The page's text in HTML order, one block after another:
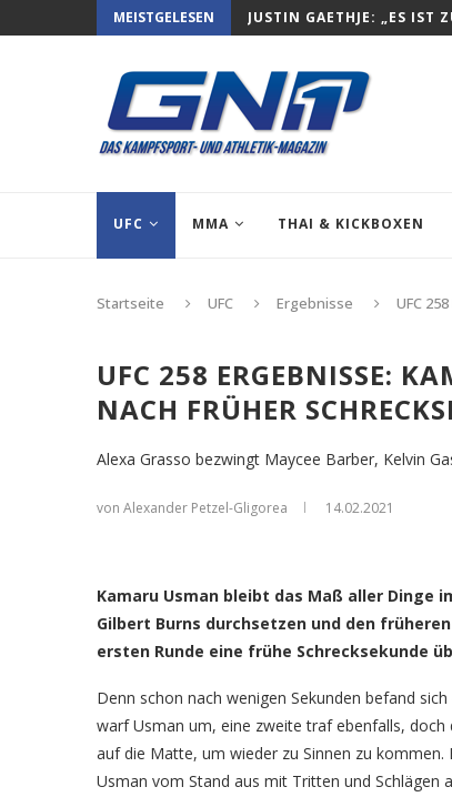
MEISTGELESEN JUSTIN GAETHJE: „ES IST
UFC MMA THAI & KICKBOXEN
Startseite UFC Ergebnisse UFC
UFC 258 ERGEBNISSE:
NACH FRÜHER
Alexa Grasso bezwingt Maycee Barber, Kelvin
von Alexander Petzel-Gligorea 14.02.2021
Kamaru Usman bleibt das Maß aller Dinge
Gilbert Burns durchsetzen und den
ersten Runde eine frühe Schrecksekunde
Denn schon nach wenigen Sekunden befand
warf Usman um, eine zweite traf ebenfalls,
auf die Matte, um wieder zu Sinnen zu
Usman vom Stand aus mit Tritten und Schlägen